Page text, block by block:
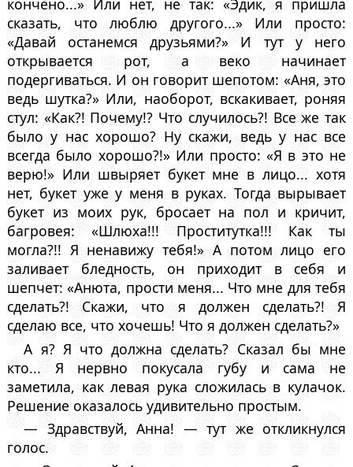
кончено...» Или нет, не так: «Эдик, я пришла
сказать, что люблю другого...» Или просто:
«Давай останемся друзьями?» И тут у него
открывается рот, а веко начинает
подергиваться. И он говорит шепотом: «Аня, это
ведь шутка?» Или, наоборот, вскакивает, роняя
стул: «Как?! Почему!? Что случилось?! Все же так
было у нас хорошо? Ну скажи, ведь у нас все
всегда было хорошо?!» Или просто: «Я в это не
верю!» Или швыряет букет мне в лицо... хотя
нет, букет уже у меня в руках. Тогда вырывает
букет из моих рук, бросает на пол и кричит,
багровея: «Шлюха!!! Проститутка!!! Как ты
могла?!! Я ненавижу тебя!» А потом лицо его
заливает бледность, он приходит в себя и
шепчет: «Анюта, прости меня... Что мне для тебя
сделать?! Скажи, что я должен сделать?! Я
сделаю все, что хочешь! Что я должен сделать?»
А я? Я что должна сделать? Сказал бы мне
кто... Я нервно покусала губу и сама не
заметила, как левая рука сложилась в кулачок.
Решение оказалось удивительно простым.
— Здравствуй, Анна! — тут же откликнулся
голос.